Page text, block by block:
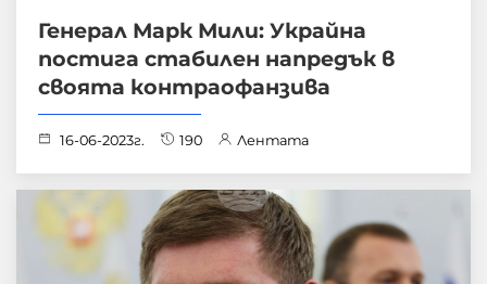
Генерал Марк Мили: Украйна
постига стабилен напредък в
своята контраофанзива
16-06-2023г. 190 Лентата